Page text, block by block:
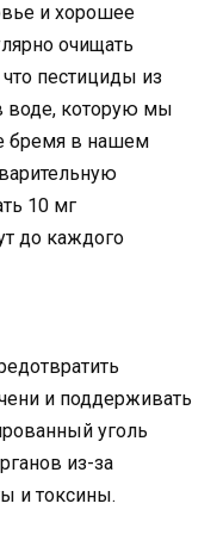
и хорошее
очищать
пестициды из
воде, которую мы
бремя в нашем
10 мг
до каждого
и поддерживать
уголь
из-за
и токсины.